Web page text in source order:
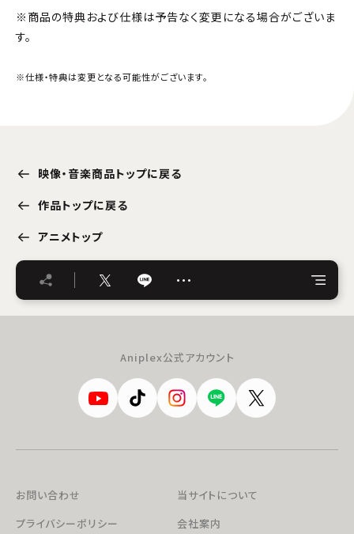
※商品の特典および仕様は予告なく変更になる場合がございま
す。
※仕様・特典は変更となる可能性がございます。
映像・音楽商品トップに戻る
作品トップに戻る
アニメトップ
…
Aniplex公式アカウント
お問い合わせ
当サイトについて
プライバシーポリシー
会社案内